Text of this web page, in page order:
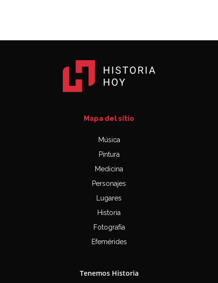
Mapa del sitio
Música
Pintura
Medicina
Personajes
Lugares
Historia
Fotografía
Efemérides
Tenemos Historia